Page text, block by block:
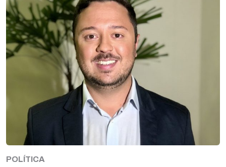
POLÍTICA